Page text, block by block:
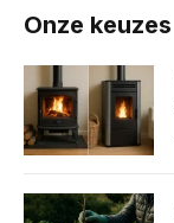
Onze keuzes